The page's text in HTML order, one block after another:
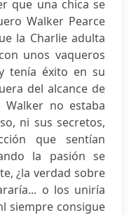
que una chica se
Walker Pearce
la Charlie adulta
unos vaqueros
tenía éxito en su
del alcance de
no estaba
ni sus secretos,
que sentían
la pasión se
¿la verdad sobre
o los uniría
siempre consigue